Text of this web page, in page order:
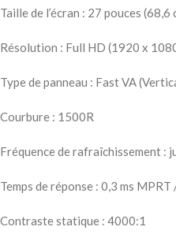
Taille de l’écran : 27 pouces (68,6
Résolution : Full HD (1920 x
Type de panneau : Fast VA
Courbure : 1500R
Fréquence de rafraîchissement :
Temps de réponse : 0,3 ms MPRT
Contraste statique : 4000:1